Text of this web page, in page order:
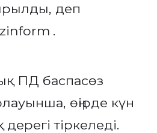
деп
.
ПД баспасөз
өңірде күн
тіркеледі.